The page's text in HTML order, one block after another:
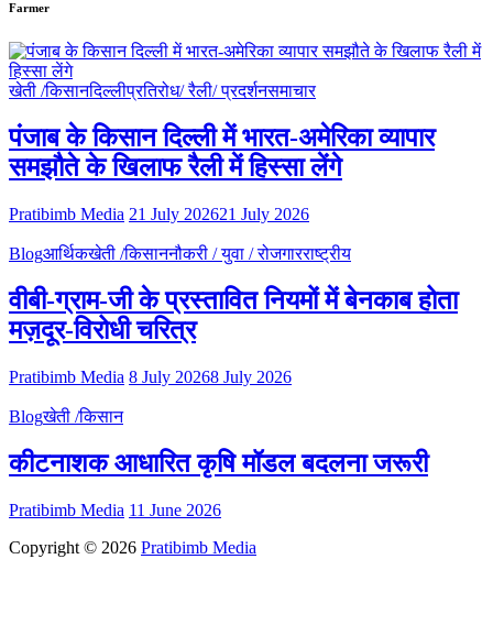
Farmer
खेती /किसानदिल्लीप्रतिरोध/ रैली/ प्रदर्शनसमाचार
पंजाब के किसान दिल्ली में भारत-अमेरिका व्यापार
समझौते के खिलाफ रैली में हिस्सा लेंगे
Pratibimb Media 21 July 202621 July 2026
Blogआर्थिकखेती /किसाननौकरी / युवा / रोजगारराष्ट्रीय
वीबी-ग्राम-जी के प्रस्तावित नियमों में बेनकाब होता
मज़दूर-विरोधी चरित्र
Pratibimb Media 8 July 20268 July 2026
Blogखेती /किसान
कीटनाशक आधारित कृषि मॉडल बदलना जरूरी
Pratibimb Media 11 June 2026
Copyright © 2026 Pratibimb Media